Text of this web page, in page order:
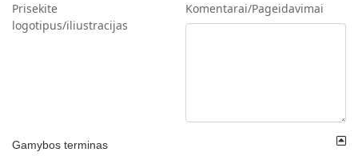
Prisekite
logotipus/iliustracijas
Komentarai/Pageidavimai
Gamybos terminas